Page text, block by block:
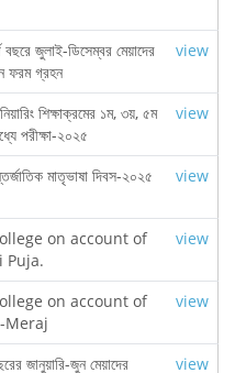
জুলাই-ডিসেম্বর মেয়াদের
ফরম গ্রহন
view
শিক্ষাক্রমের ১ম, ৩য়, ৫ম
পরীক্ষা-২০২৫
view
মাতৃভাষা দিবস-২০২৫
view
on account of
Puja.
view
on account of
Meraj
view
জানুয়ারি-জুন মেয়াদের
view